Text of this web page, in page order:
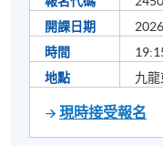
開課日期
時間
地點
九
現時接受報名